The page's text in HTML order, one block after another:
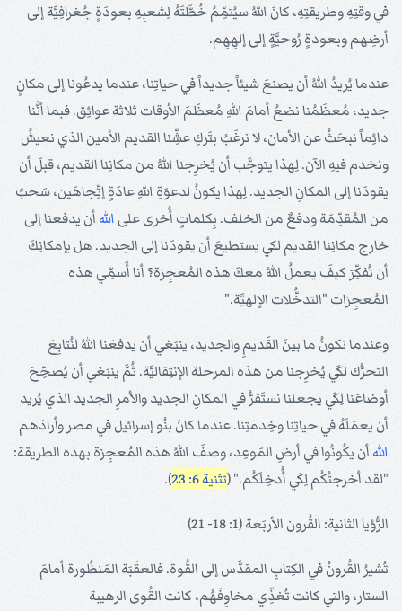
في وقتِهِ وطريقتِهِ، كانَ اللهُ سيُتمِّمُ خُطَّتَهُ لِشعبِهِ بعودَةٍ جُغرافِيَّة إلى
أرضِهم وبعودةٍ رُوحيَّةٍ إلى إلهِهِم.
عندما يُريدُ اللهُ أن يصنعَ شيئاً جديداً في حياتِنا، عندما يدعُونا إلى مكانٍ
جديد، مُعظَمُنا نضعُ أمامَ اللهِ مُعظَمَ الأوقات ثلاثة عوائِق. فبما أنَّنا
دائِماً نبحَثُ عن الأمان، لا نرغَبُ بتَركِ عشِّنا القديم الأمين الذي نعيشُ
ونخدم فيهِ الآن. لِهذا يتوجَّب أن يُخرِجنا اللهُ من مكانِنا القديم، قبلَ أن
يقودَنا إلى المكانِ الجديد. لِهذا يكونُ لدعوَةِ اللهِ عادَةٍ إتِّجاهَين، سَحبٌ
من المُقدِّمَة ودفعٌ من الخلف. بِكلماتٍ أُخرى على الله أن يدفعنا إلى
خارج مكانِنا القديم لكي يستطيعَ أن يقودَنا إلى الجديد. هل بإمكانِكَ
أن تُفكِّرَ كيفَ يعملُ اللهُ معكَ هذه المُعجِزة؟ أنا أًسمِّي هذه
المُعجِزات "التدخُّلات الإلهيَّة."
وعندما نكونُ ما بينَ القَديمِ والجديد، ينبَغي أن يدفعَنا اللهُ لنُتابِعَ
التحرُّك لكَي يُخرِجنا من هذه المرحلة الإنتِقاليَّة. ثُمَّ ينبَغي أن يُصحِّحَ
أوضاعَنا لِكَي يجعلنا نستَقرُّ في المكانِ الجديد والأمرِ الجديد الذي يُريد
أن يعمَلَهُ في حياتِنا وخِدمتِنا. عندما كانَ بنُو إسرائيل في مصر وأرادَهم
الله أن يكُونُوا في أرضِ المَوعِد، وصفَ اللهُ هذه المُعجِزة بهذه الطريقة:
"لقد أخرجتُكُم لِكَي أُدخِلَكُم." (تثنية 6: 23 ).
الرُّؤيا الثانية: القُرون الأربَعة (1: 18- 21)
تُشيرُ القُرونُ في الكِتابِ المقدَّس إلى القُوة. فالعقَبَة المَنظُورة أمامَ
الستار، والتي كانت تُغذِّي مخاوِفَهُم، كانت القُوى الرهيبة